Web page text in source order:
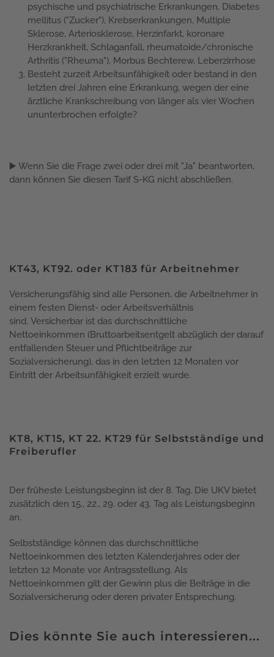
psychische und psychiatrische Erkrankungen, Diabetes
mellitus ("Zucker"), Krebserkrankungen, Multiple
Sklerose, Arteriosklerose, Herzinfarkt, koronare
Herzkrankheit, Schlaganfall, rheumatoide/chronische
Arthritis ("Rheuma"), Morbus Bechterew, Leberzirrhose
Besteht zurzeit Arbeitsunfähigkeit oder bestand in den
letzten drei Jahren eine Erkrankung, wegen der eine
ärztliche Krankschreibung von länger als vier Wochen
ununterbrochen erfolgte?
▶️ Wenn Sie die Frage zwei oder drei mit "Ja" beantworten,
dann können Sie diesen Tarif S-KG nicht abschließen.
KT43, KT92. oder KT183 für Arbeitnehmer
Versicherungsfähig sind alle Personen, die Arbeitnehmer in
einem festen Dienst- oder Arbeitsverhältnis
sind. Versicherbar ist das durchschnittliche
Nettoeinkommen (Bruttoarbeitsentgelt abzüglich der darauf
entfallenden Steuer und Pflichtbeiträge zur
Sozialversicherung), das in den letzten 12 Monaten vor
Eintritt der Arbeitsunfähigkeit erzielt wurde.
KT8, KT15, KT 22. KT29 für Selbstständige und
Freiberufler
Der früheste Leistungsbeginn ist der 8. Tag. Die UKV bietet
zusätzlich den 15., 22., 29. oder 43. Tag als Leistungsbeginn
an.
Selbstständige können das durchschnittliche
Nettoeinkommen des letzten Kalenderjahres oder der
letzten 12 Monate vor Antragsstellung. Als
Nettoeinkommen gilt der Gewinn plus die Beiträge in die
Sozialversicherung oder deren privater Entsprechung.
Dies könnte Sie auch interessieren...